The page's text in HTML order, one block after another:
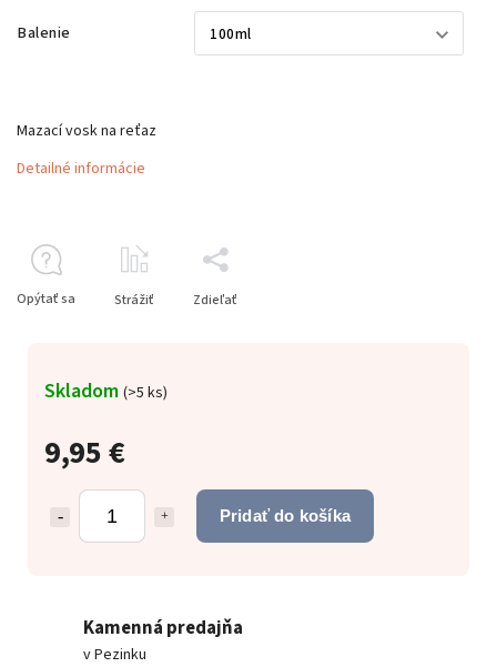
Balenie
9,95 €
Pridať do košíka
Skladom (>5 ks)
Mazací vosk na reťaz
Detailné informácie
Opýtať sa Strážiť Zdieľať
Kamenná predajňa
v Pezinku